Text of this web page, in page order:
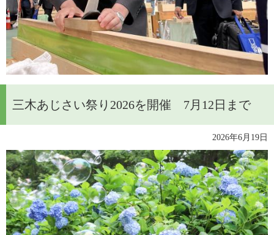
三木あじさい祭り2026を開催 7月12日まで
2026年6月19日